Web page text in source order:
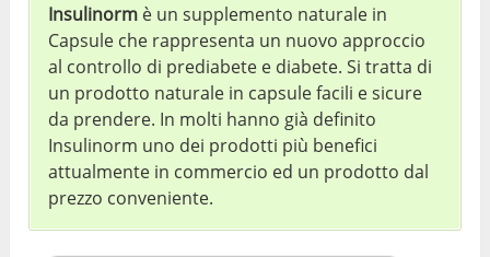
Insulinorm è un supplemento naturale in
Capsule che rappresenta un nuovo approccio
al controllo di prediabete e diabete. Si tratta di
un prodotto naturale in capsule facili e sicure
da prendere. In molti hanno già definito
Insulinorm uno dei prodotti più benefici
attualmente in commercio ed un prodotto dal
prezzo conveniente.